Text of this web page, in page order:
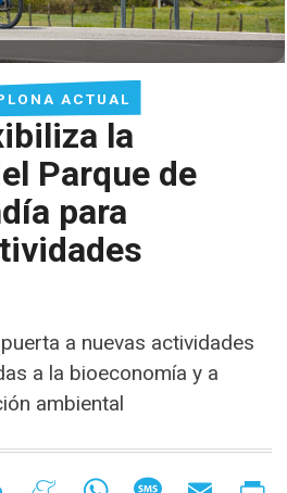
ACTUAL
la
Parque de
para
a nuevas actividades
a la bioeconomía y a
ambiental
LinkedIn MeneameWhatsAppMessageEmail